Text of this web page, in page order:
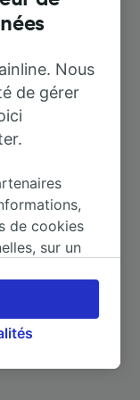
depuis
5 m
Nous
de gérer
de cookies
sur un
votre
en
sur la